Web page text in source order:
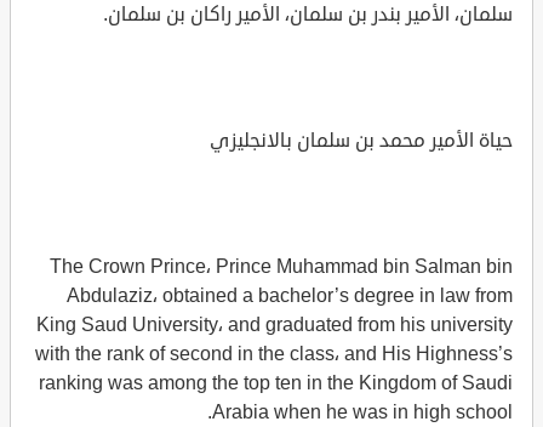
سلمان، الأمير بندر بن سلمان، الأمير راكان بن سلمان.
حياة الأمير محمد بن سلمان بالانجليزي
The Crown Prince، Prince Muhammad bin Salman bin
Abdulaziz، obtained a bachelor’s degree in law from
King Saud University، and graduated from his university
with the rank of second in the class، and His Highness’s
ranking was among the top ten in the Kingdom of Saudi
Arabia when he was in high school.